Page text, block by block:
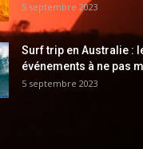
5 septembre 2023
Surf trip en Australie :
événements à ne pas
5 septembre 2023